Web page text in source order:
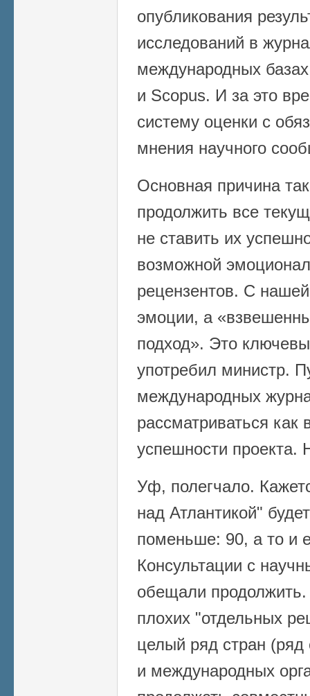
опубликования
исследований в
международных
и Scopus. И за это
систему оценки с
мнения научного
Основная причина
продолжить все
не ставить их
возможной
рецензентов. С
эмоции, а
подход». Это
употребил министр.
международных
рассматриваться как
успешности проекта.
Уф, полегчало.
над Атлантикой"
поменьше: 90, а то и
Консультации с
обещали
плохих "отдельных
целый ряд стран
и международных